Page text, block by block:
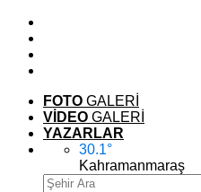
FOTO GALERİ
VİDEO GALERİ
YAZARLAR
30.1°
Kahramanmaraş